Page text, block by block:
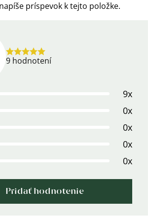
príspevok k tejto položke.
Priemerné
9 hodnotení
9x
0x
0x
0x
0x
Pridať hodnotenie